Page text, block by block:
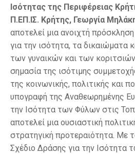
Ισότητας της Περιφέρειας
Π.ΕΠ.ΙΣ. Κρήτης, Γεωργία
αποτελεί μια ανοιχτή
για την ισότητα, τα δικαιώματα
των γυναικών και των
σημασία της ισότιμης
της κοινωνικής, πολιτικής και
υπογραφή της Αναθεωρημένης
την Ισότητα των Φύλων στις
αποτελεί μια ουσιαστική
στρατηγική προτεραιότητα. Με
Σχέδιο Δράσης για την Ισότητα